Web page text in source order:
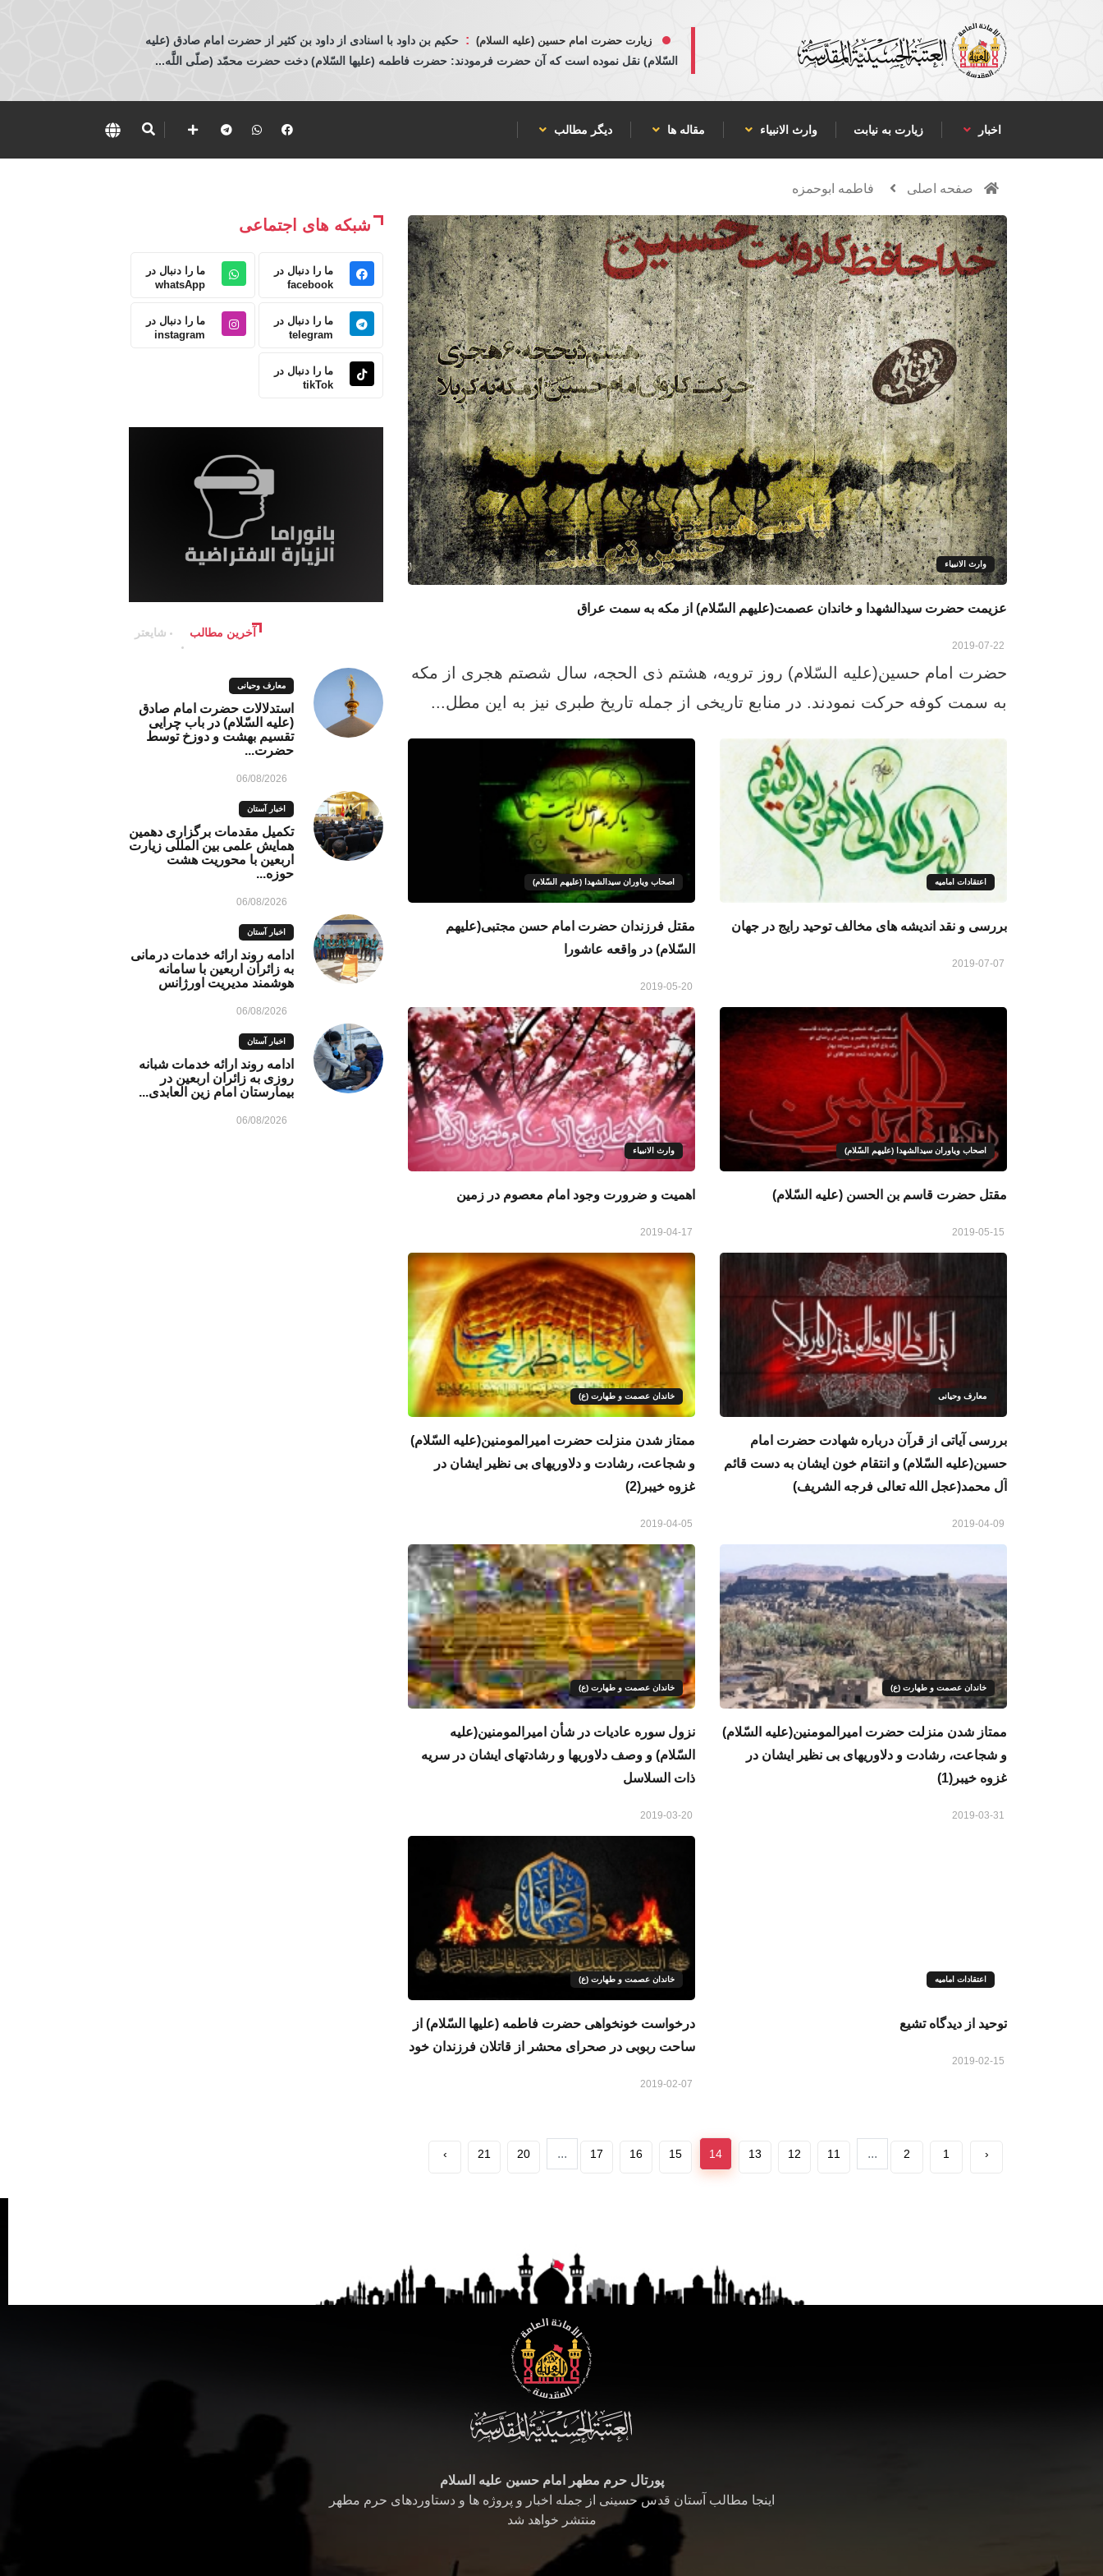
زیارت حضرت امام حسین (علیه السلام) : حكيم بن داود با اسنادی از داود بن كثير از حضرت امام صادق (عليه
السّلام) نقل نموده است كه آن حضرت فرمودند: حضرت فاطمه (عليها السّلام) دخت حضرت محمّد (صلّى اللَّه...
اخبار زیارت به نیابت وارث الانبياء مقاله ها دیگر مطالب
صفحه اصلی فاطمه ابوحمزه
وارث الانبياء
عزیمت حضرت سیدالشهدا و خاندان عصمت(علیهم السّلام) از مکه به سمت عراق
حضرت امام حسین(علیه السّلام) روز ترویه، هشتم ذی الحجه، سال شصتم هجری از مکه
به سمت کوفه حرکت نمودند. در منابع تاریخی از جمله تاریخ طبری نیز به این مطل...
اعتقادات امامیه
بررسی و نقد اندیشه های مخالف توحید رایج در جهان
اصحاب ویاوران سیدالشهدا (علیهم السّلام)
مقتل فرزندان حضرت امام حسن مجتبی(علیهم
السّلام) در واقعه عاشورا
اصحاب ویاوران سیدالشهدا (علیهم السّلام)
مقتل حضرت قاسم بن الحسن (علیه السّلام)
وارث الانبياء
اهمیت و ضرورت وجود امام معصوم در زمین
معارف وحیانی
بررسی آیاتی از قرآن درباره شهادت حضرت امام
حسین(علیه السّلام) و انتقام خون ایشان به دست قائم
آل محمد(عجل الله تعالی فرجه الشریف)
خاندان عصمت و طهارت (ع)
ممتاز شدن منزلت حضرت امیرالمومنین(علیه السّلام)
و شجاعت، رشادت و دلاوریهای بی نظیر ایشان در
غزوه خیبر(2)
خاندان عصمت و طهارت (ع)
ممتاز شدن منزلت حضرت امیرالمومنین(علیه السّلام)
و شجاعت، رشادت و دلاوریهای بی نظیر ایشان در
غزوه خیبر(1)
خاندان عصمت و طهارت (ع)
نزول سوره عادیات در شأن امیرالمومنین(علیه
السّلام) و وصف دلاوریها و رشادتهای ایشان در سریه
ذات السلاسل
اعتقادات امامیه
توحید از دیدگاه تشیع
خاندان عصمت و طهارت (ع)
درخواست خونخواهی حضرت فاطمه (علیها السّلام) از
ساحت ربوبی در صحرای محشر از قاتلان فرزندان خود
‹
1
2
...
11
12
13
14
15
16
17
...
20
21
›
شبکه های اجتماعی
ما را دنبال در
facebook
ما را دنبال در
whatsApp
ما را دنبال در
telegram
ما را دنبال در
instagram
ما را دنبال در
tikTok
آخرین مطالب شایعتر
معارف وحیانی
استدلالات حضرت امام صادق
(علیه السّلام) در باب چرایی
تقسیم بهشت و دوزخ توسط
حضرت...
06/08/2026
اخبار آستان
تکمیل مقدمات برگزاری دهمین
همایش علمی بین المللی زیارت
اربعین با محوریت هشت
حوزه...
06/08/2026
اخبار آستان
ادامه روند ارائه خدمات درمانی
به زائران اربعین با سامانه
هوشمند مدیریت اورژانس
06/08/2026
اخبار آستان
ادامه روند ارائه خدمات شبانه
روزی به زائران اربعین در
بیمارستان امام زین العابدی...
06/08/2026
پورتال حرم مطهر امام حسین علیه السلام
اینجا مطالب آستان قدس حسینی از جمله اخبار و پروژه ها و دستاوردهای حرم مطهر
منتشر خواهد شد